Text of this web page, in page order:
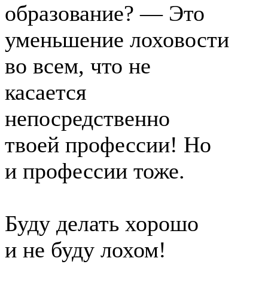
образование? — Это
уменьшение лоховости
во всем, что не
касается
непосредственно
твоей профессии! Но
и профессии тоже.
Буду делать хорошо
и не буду лохом!